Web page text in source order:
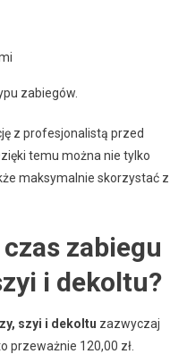
zabiegów.
z profesjonalistą przed
temu można nie tylko
maksymalnie skorzystać z
zabiegu
i dekoltu?
szyi i dekoltu zazwyczaj
przeważnie 120,00 zł.